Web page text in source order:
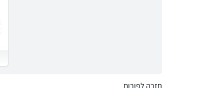
חזרה לפורום